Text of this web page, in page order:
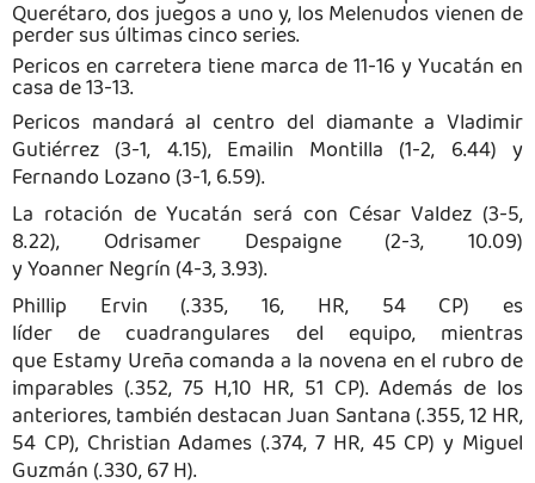
Querétaro, dos juegos a uno y, los Melenudos vienen de
perder sus últimas cinco series.
Pericos en carretera tiene marca de 11-16 y Yucatán en
casa de 13-13.
Pericos mandará al centro del diamante a Vladimir
Gutiérrez (3-1, 4.15), Emailin Montilla (1-2, 6.44) y
Fernando Lozano (3-1, 6.59).
La rotación de Yucatán será con César Valdez (3-5,
8.22), Odrisamer Despaigne(2-3, 10.09)
yYoannerNegrín (4-3, 3.93).
Phillip Ervin (.335, 16, HR, 54 CP) es
líderdecuadrangulares del equipo, mientras
queEstamy Ureña comanda a la novena en el rubro de
imparables (.352, 75 H,10 HR, 51 CP). Además de los
anteriores, también destacan Juan Santana (.355, 12 HR,
54 CP), Christian Adames (.374, 7 HR, 45 CP) y Miguel
Guzmán (.330, 67 H).